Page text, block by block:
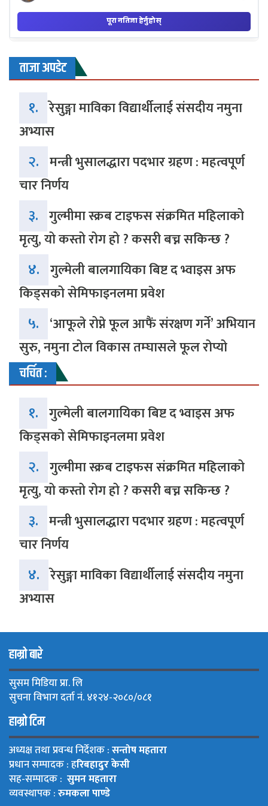
ताजा अपडेट
१. रेसुङ्गा माविका विद्यार्थीलाई संसदीय नमुना
अभ्यास
२. मन्त्री भुसालद्धारा पदभार ग्रहण : महत्वपूर्ण
चार निर्णय
३. गुल्मीमा स्क्रब टाइफस संक्रमित महिलाको
मृत्यु, यो कस्तो रोग हो ? कसरी बच्न सकिन्छ ?
४. गुल्मेली बालगायिका बिष्ट द भ्वाइस अफ
किड्सको सेमिफाइनलमा प्रवेश
५. ‘आफूले रोप्ने फूल आफैं संरक्षण गर्ने’ अभियान
सुरु, नमुना टोल विकास तम्घासले फूल रोप्यो
चर्चित :
१. गुल्मेली बालगायिका बिष्ट द भ्वाइस अफ
किड्सको सेमिफाइनलमा प्रवेश
२. गुल्मीमा स्क्रब टाइफस संक्रमित महिलाको
मृत्यु, यो कस्तो रोग हो ? कसरी बच्न सकिन्छ ?
३. मन्त्री भुसालद्धारा पदभार ग्रहण : महत्वपूर्ण
चार निर्णय
४. रेसुङ्गा माविका विद्यार्थीलाई संसदीय नमुना
अभ्यास
हाम्रो बारे
सुसम मिडिया प्रा. लि
सुचना विभाग दर्ता नं. ४१२४-२०८०/०८१
हाम्रो टिम
अध्यक्ष तथा प्रवन्ध निर्देशक :सन्तोष महतारा
प्रधान सम्पादक : हरिबहादुर केसी
सह-सम्पादक : सुमन महतारा
व्यवस्थापक :रुमकला पाण्डे